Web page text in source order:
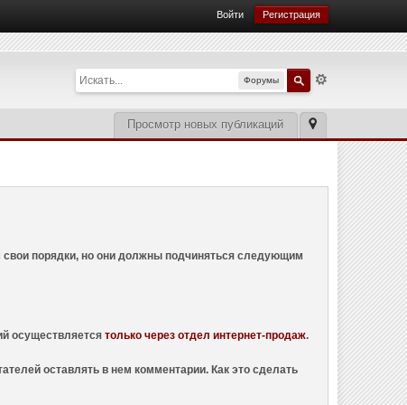
Войти Регистрация
Форумы
Просмотр новых публикаций
свои порядки, но они должны подчиняться следующим
осуществляетсятолько через отдел интернет-продаж.
оставлять в нем комментарии. Как это сделать